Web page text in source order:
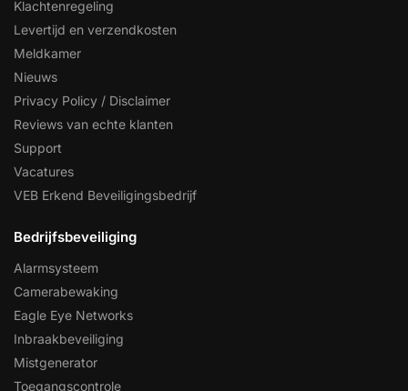
Klachtenregeling
Levertijd en verzendkosten
Meldkamer
Nieuws
Privacy Policy / Disclaimer
Reviews van echte klanten
Support
Vacatures
VEB Erkend Beveiligingsbedrijf
Bedrijfsbeveiliging
Alarmsysteem
Camerabewaking
Eagle Eye Networks
Inbraakbeveiliging
Mistgenerator
Toegangscontrole